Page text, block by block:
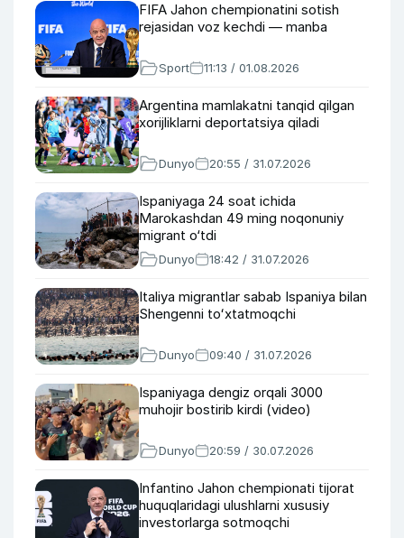
FIFA Jahon chempionatini sotish
rejasidan voz kechdi — manba
Sport 11:13 / 01.08.2026
Argentina mamlakatni tanqid qilgan
xorijliklarni deportatsiya qiladi
Dunyo 20:55 / 31.07.2026
Ispaniyaga 24 soat ichida
Marokashdan 49 ming noqonuniy
migrant o‘tdi
Dunyo 18:42 / 31.07.2026
Italiya migrantlar sabab Ispaniya bilan
Shengenni toʻxtatmoqchi
Dunyo 09:40 / 31.07.2026
Ispaniyaga dengiz orqali 3000
muhojir bostirib kirdi (video)
Dunyo 20:59 / 30.07.2026
Infantino Jahon chempionati tijorat
huquqlaridagi ulushlarni xususiy
investorlarga sotmoqchi